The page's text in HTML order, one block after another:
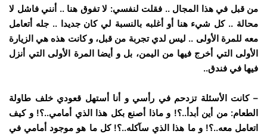
من قبل في هذا المجال .. فقلت لنفسي: لا تفوق هنا .. أنني فاشل لا
محالة .. كل شيء هنا أو أغلبه بالنسبة لي كان جديدا .. جله أتعامل
معه للمرة الأولى .. ليس لدي تجربة من قبل، و كانت هذه هي الزيارة
الأولى التي أخرج فيها من اليمن، بل و أيضا المرة الأولى التي أنزل
فيها في فندق..
– كانت الأسئلة تزدحم في رأسي و أنا أستهل قعودي خلف طاولة
الطعام: من أين أبدأ..؟! و ماذا أصنع بكل هذا الذي أمامي..؟! و كيف
اتعامل معه..؟! و ما هذا الذي سآكله..؟! كل ما هو موجود أمامي في